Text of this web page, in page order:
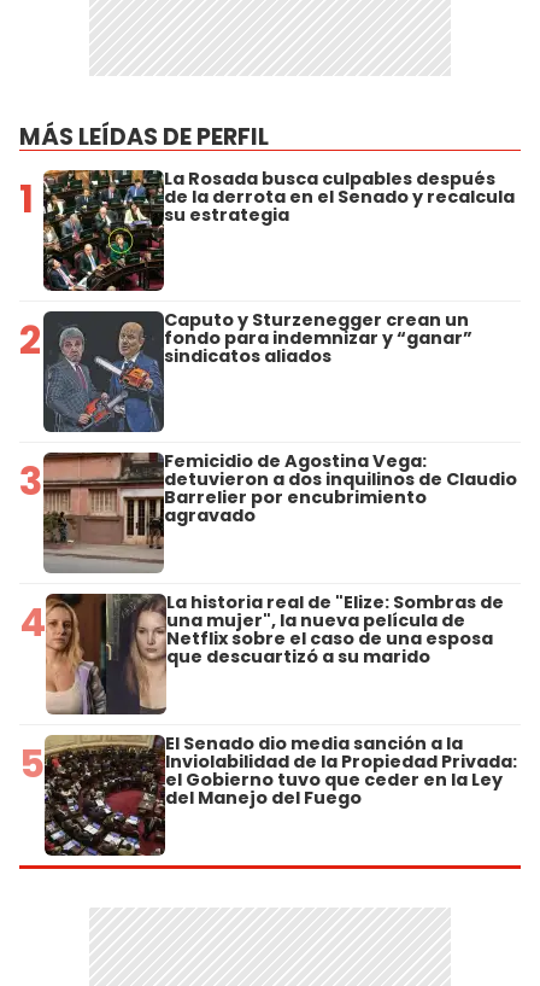
MÁS LEÍDAS DE PERFIL
1 La Rosada busca culpables después
de la derrota en el Senado y recalcula
su estrategia
2 Caputo y Sturzenegger crean un
fondo para indemnizar y “ganar”
sindicatos aliados
3 Femicidio de Agostina Vega:
detuvieron a dos inquilinos de Claudio
Barrelier por encubrimiento
agravado
4 La historia real de "Elize: Sombras de
una mujer", la nueva película de
Netflix sobre el caso de una esposa
que descuartizó a su marido
5 El Senado dio media sanción a la
Inviolabilidad de la Propiedad Privada:
el Gobierno tuvo que ceder en la Ley
del Manejo del Fuego